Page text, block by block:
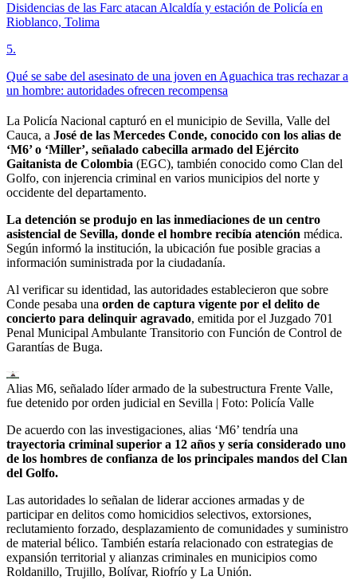
Disidencias de las Farc atacan Alcaldía y estación de Policía en
Rioblanco, Tolima
5.
Qué se sabe del asesinato de una joven en Aguachica tras rechazar a
un hombre: autoridades ofrecen recompensa
La Policía Nacional capturó en el municipio de Sevilla, Valle del
Cauca, a José de las Mercedes Conde, conocido con los alias de
‘M6’ o ‘Miller’, señalado cabecilla armado del Ejército
Gaitanista de Colombia (EGC), también conocido como Clan del
Golfo, con injerencia criminal en varios municipios del norte y
occidente del departamento.
La detención se produjo en las inmediaciones de un centro
asistencial de Sevilla, donde el hombre recibía atención médica.
Según informó la institución, la ubicación fue posible gracias a
información suministrada por la ciudadanía.
Al verificar su identidad, las autoridades establecieron que sobre
Conde pesaba una orden de captura vigente por el delito de
concierto para delinquir agravado, emitida por el Juzgado 701
Penal Municipal Ambulante Transitorio con Función de Control de
Garantías de Buga.
Alias M6, señalado líder armado de la subestructura Frente Valle,
fue detenido por orden judicial en Sevilla | Foto: Policía Valle
De acuerdo con las investigaciones, alias ‘M6’ tendría una
trayectoria criminal superior a 12 años y sería considerado uno
de los hombres de confianza de los principales mandos del Clan
del Golfo.
Las autoridades lo señalan de liderar acciones armadas y de
participar en delitos como homicidios selectivos, extorsiones,
reclutamiento forzado, desplazamiento de comunidades y suministro
de material bélico. También estaría relacionado con estrategias de
expansión territorial y alianzas criminales en municipios como
Roldanillo, Trujillo, Bolívar, Riofrío y La Unión.